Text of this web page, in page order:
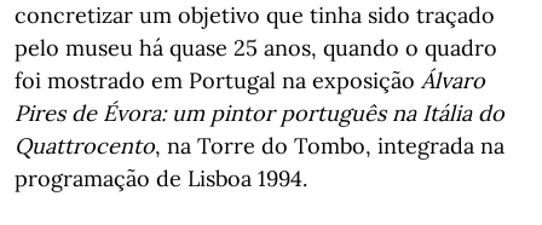
concretizar um objetivo que tinha sido traçado
pelo museu há quase 25 anos, quando o quadro
foi mostrado em Portugal na exposição Álvaro
Pires de Évora: um pintor português na Itália do
Quattrocento, na Torre do Tombo, integrada na
programação de Lisboa 1994.